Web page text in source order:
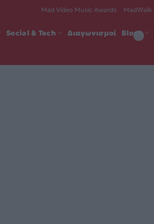
Mad Video Music Awards MadWalk
Social & Tech Διαγωνισμοί Blogs